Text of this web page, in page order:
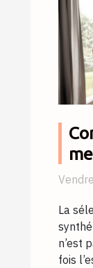
La
n’est
fois